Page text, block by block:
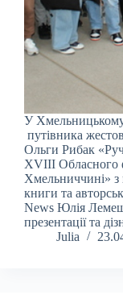
У Хмельницькому
путівника
Ольги Рибак
ХVIII Обласного
Хмельниччині» з
книги та
News Юлія
презентації та
Julia